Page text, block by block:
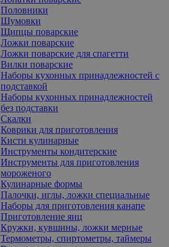
Половники
Шумовки
Щипцы поварские
Ложки поварские
Ложки поварские для спагетти
Вилки поварские
Наборы кухонных принадлежностей с
подставкой
Наборы кухонных принадлежностей
без подставки
Скалки
Коврики для приготовления
Кисти кулинарные
Инструменты кондитерские
Инструменты для приготовления
мороженого
Кулинарные формы
Палочки, иглы, ложки специальные
Наборы для приготовления канапе
Приготовление яиц
Кружки, кувшины, ложки мерные
Термометры, спиртометры, таймеры